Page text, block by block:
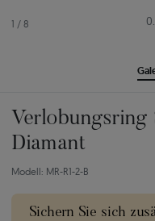
1 / 8
Verlobungsring
Diamant
Modell: MR-R1-2-B
Sichern Sie sich